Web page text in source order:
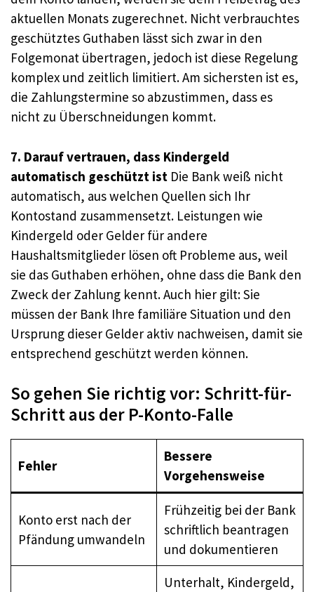
aktuellen Monats zugerechnet. Nicht verbrauchtes
geschütztes Guthaben lässt sich zwar in den
Folgemonat übertragen, jedoch ist diese Regelung
komplex und zeitlich limitiert. Am sichersten ist es,
die Zahlungstermine so abzustimmen, dass es
nicht zu Überschneidungen kommt.
7. Darauf vertrauen, dass Kindergeld
automatisch geschützt ist Die Bank weiß nicht
automatisch, aus welchen Quellen sich Ihr
Kontostand zusammensetzt. Leistungen wie
Kindergeld oder Gelder für andere
Haushaltsmitglieder lösen oft Probleme aus, weil
sie das Guthaben erhöhen, ohne dass die Bank den
Zweck der Zahlung kennt. Auch hier gilt: Sie
müssen der Bank Ihre familiäre Situation und den
Ursprung dieser Gelder aktiv nachweisen, damit sie
entsprechend geschützt werden können.
So gehen Sie richtig vor: Schritt-für-
Schritt aus der P-Konto-Falle
Fehler
Bessere
Vorgehensweise
Konto erst nach der
Pfändung umwandeln
Frühzeitig bei der Bank
schriftlich beantragen
und dokumentieren
Unterhalt, Kindergeld,